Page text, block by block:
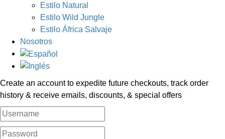
Estilo Natural
Estilo Wild Jungle
Estilo África Salvaje
Nosotros
Create an account to expedite future checkouts, track order
history & receive emails, discounts, & special offers